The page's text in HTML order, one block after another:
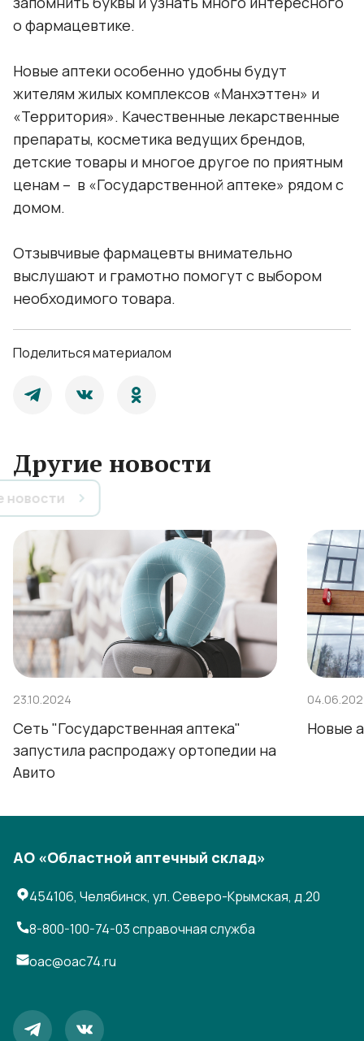
о фармацевтике.
Новые аптеки особенно удобны будут
жителям жилых комплексов «Манхэттен» и
«Территория». Качественные лекарственные
препараты, косметика ведущих брендов,
детские товары и многое другое по приятным
ценам – в «Государственной аптеке» рядом с
домом.
Отзывчивые фармацевты внимательно
выслушают и грамотно помогут с выбором
необходимого товара.
Поделиться материалом
Другие новости
Все новости
23.10.2024
Сеть "Государственная аптека"
запустила распродажу ортопедии на
Авито
Новые
АО «Областной аптечный склад»
454106, Челябинск, ул. Северо-Крымская, д.20
8-800-100-74-03справочная служба
oac@oac74.ru